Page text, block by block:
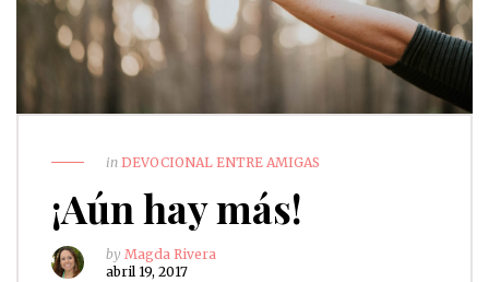
in DEVOCIONAL ENTRE AMIGAS
¡Aún hay más!
by Magda Rivera
abril 19, 2017